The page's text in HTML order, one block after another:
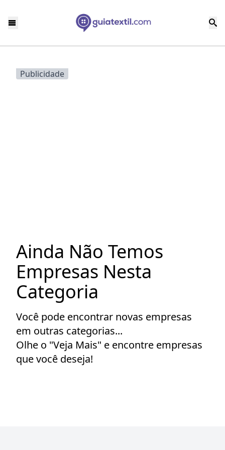
Publicidade
Ainda Não Temos
Empresas Nesta
Categoria
Você pode encontrar novas empresas
em outras categorias...
Olhe o "Veja Mais" e encontre empresas
que você deseja!